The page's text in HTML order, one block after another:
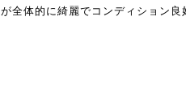
全体的に綺麗でコンディション良